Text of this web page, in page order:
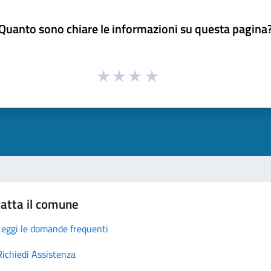
sono chiare le informazioni su questa
il comune
le domande frequenti
Assistenza